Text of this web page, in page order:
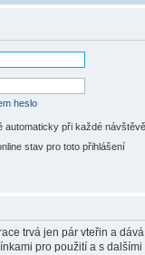
heslo
automaticky při každé návštěvě
stav pro toto přihlášení
trvá jen pár vteřin a
pro použití a s